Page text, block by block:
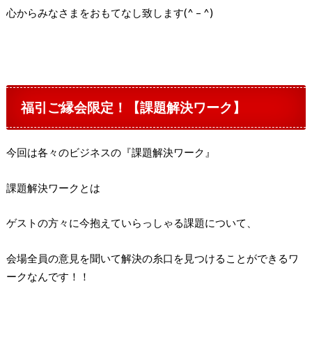
心からみなさまをおもてなし致します(^ – ^)
福引ご縁会限定！ 【課題解決ワーク】
今回は各々のビジネスの『課題解決ワーク』
課題解決ワークとは
ゲストの方々に今抱えていらっしゃる課題について、
会場全員の意見を聞いて解決の糸口を見つけることができるワ
ークなんです！！